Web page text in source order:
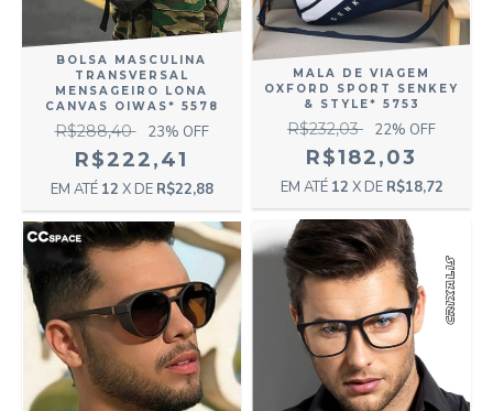
BOLSA MASCULINA
TRANSVERSAL
MENSAGEIRO LONA
CANVAS OIWAS* 5578
R$288,40 23% OFF
R$222,41
12 X DE R$22,88
MALA DE VIAGEM
OXFORD SPORT SENKEY
& STYLE* 5753
R$232,03 22% OFF
R$182,03
12 X DE R$18,72